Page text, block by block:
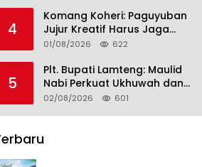
4
Komang Koheri: Paguyuban
Jujur Kreatif Harus Jaga
Persatuan untuk Kemajuan
01/08/2026 622
5
Plt. Bupati Lamteng: Maulid
Nabi Perkuat Ukhuwah dan
Jaga Kerukunan Umat
02/08/2026 601